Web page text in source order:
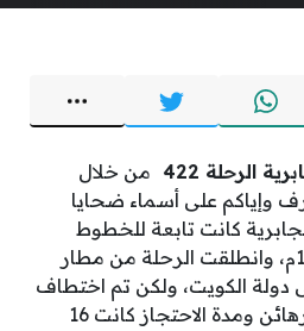
الرحلة 422
من خلال
وإياكم على أسماء ضحايا
كانت تابعة للخطوط
الجوية الكويتية عام 1988م، وانطلقت الرحلة من مطار
دولة الكويت، ولكن تم اختطاف
الطائرة وقتل عدد من الرهائن ومدة الاحتجاز كانت 16